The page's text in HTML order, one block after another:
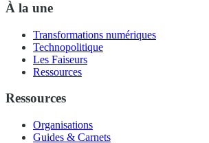
À la une
Transformations numériques
Technopolitique
Les Faiseurs
Ressources
Ressources
Organisations
Guides & Carnets